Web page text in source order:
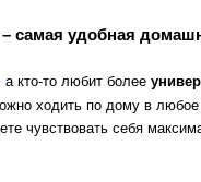
самая удобная
а кто-то любит более
ходить по дому в
чувствовать себя